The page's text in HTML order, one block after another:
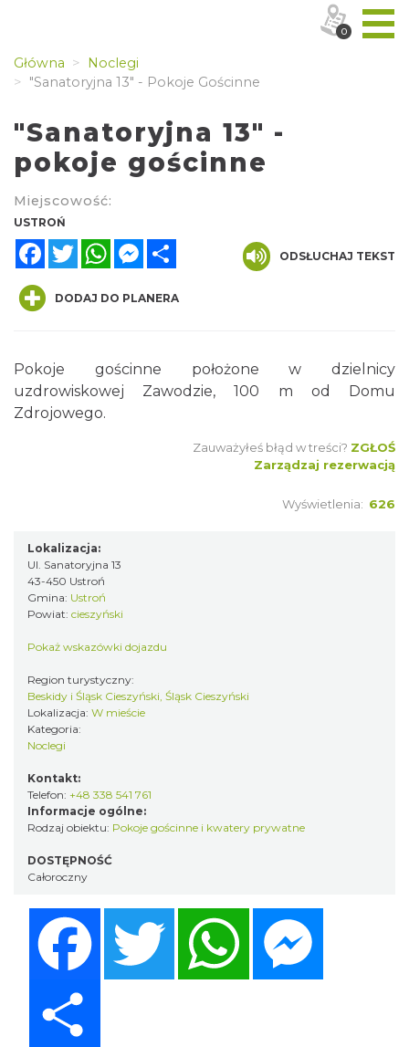
Główna
Noclegi
"Sanatoryjna 13" - Pokoje Gościnne
"Sanatoryjna 13" -
pokoje gościnne
Miejscowość:
USTROŃ
FacebookTwitterWhatsAppMessenger
ODSŁUCHAJ TEKST
DODAJ DO PLANERA
Pokoje gościnne położone w dzielnicy
uzdrowiskowej Zawodzie, 100 m od Domu
Zdrojowego.
Zauważyłeś błąd w treści? ZGŁOŚ
Zarządzaj rezerwacją
Wyświetlenia: 626
Lokalizacja:
Ul. Sanatoryjna 13
43-450 Ustroń
Gmina: Ustroń
Powiat: cieszyński
Pokaż wskazówki dojazdu
Region turystyczny:
Beskidy i Śląsk Cieszyński, Śląsk Cieszyński
Lokalizacja: W mieście
Kategoria:
Noclegi
Kontakt:
Telefon: +48 338 541 761
Informacje ogólne:
Rodzaj obiektu: Pokoje gościnne i kwatery prywatne
DOSTĘPNOŚĆ
Całoroczny
Twitter WhatsApp
0